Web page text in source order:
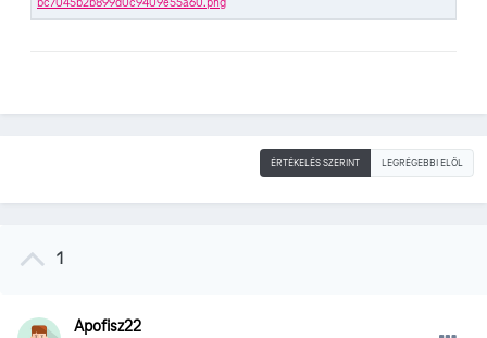
ÉRTÉKELÉS SZERINT LEGRÉGEBBI ELÖL
1
Apofisz22